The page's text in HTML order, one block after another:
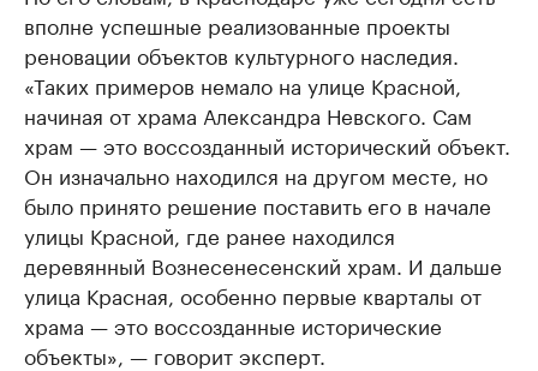
вполне успешные реализованные проекты
реновации объектов культурного наследия.
«Таких примеров немало на улице Красной,
начиная от храма Александра Невского. Сам
храм — это воссозданный исторический объект.
Он изначально находился на другом месте, но
было принято решение поставить его в начале
улицы Красной, где ранее находился
деревянный Вознесенесенский храм. И дальше
улица Красная, особенно первые кварталы от
храма — это воссозданные исторические
объекты», — говорит эксперт.